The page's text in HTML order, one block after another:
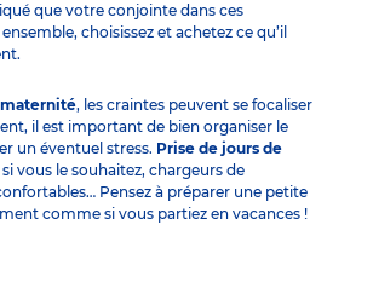
que votre conjointe dans ces
choisissez et achetez ce qu’il
maternité, les craintes peuvent se focaliser
il est important de bien organiser le
un éventuel stress. Prise de jours de
vous le souhaitez, chargeurs de
Pensez à préparer une petite
comme si vous partiez en vacances !